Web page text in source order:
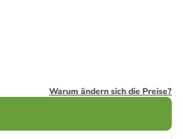
Warum ändern sich die Preise?